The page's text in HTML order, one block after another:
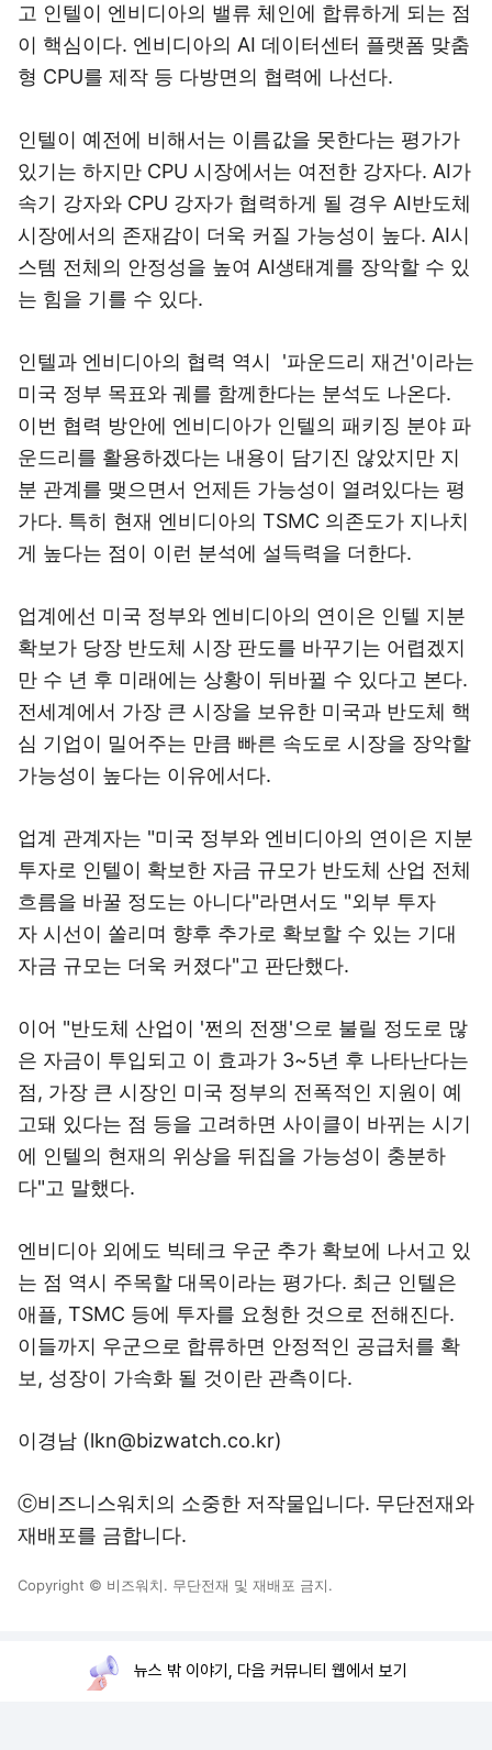
고 인텔이 엔비디아의 밸류 체인에 합류하게 되는 점
이 핵심이다. 엔비디아의 AI 데이터센터 플랫폼 맞춤
형 CPU를 제작 등 다방면의 협력에 나선다.
인텔이 예전에 비해서는 이름값을 못한다는 평가가
있기는 하지만 CPU 시장에서는 여전한 강자다. AI가
속기 강자와 CPU 강자가 협력하게 될 경우 AI반도체
시장에서의 존재감이 더욱 커질 가능성이 높다. AI시
스템 전체의 안정성을 높여 AI생태계를 장악할 수 있
는 힘을 기를 수 있다.
인텔과 엔비디아의 협력 역시 '파운드리 재건'이라는
미국 정부 목표와 궤를 함께한다는 분석도 나온다.
이번 협력 방안에 엔비디아가 인텔의 패키징 분야 파
운드리를 활용하겠다는 내용이 담기진 않았지만 지
분 관계를 맺으면서 언제든 가능성이 열려있다는 평
가다. 특히 현재 엔비디아의 TSMC 의존도가 지나치
게 높다는 점이 이런 분석에 설득력을 더한다.
업계에선 미국 정부와 엔비디아의 연이은 인텔 지분
확보가 당장 반도체 시장 판도를 바꾸기는 어렵겠지
만 수 년 후 미래에는 상황이 뒤바뀔 수 있다고 본다.
전세계에서 가장 큰 시장을 보유한 미국과 반도체 핵
심 기업이 밀어주는 만큼 빠른 속도로 시장을 장악할
가능성이 높다는 이유에서다.
업계 관계자는 "미국 정부와 엔비디아의 연이은 지분
투자로 인텔이 확보한 자금 규모가 반도체 산업 전체
흐름을 바꿀 정도는 아니다"라면서도 "외부 투자
자 시선이 쏠리며 향후 추가로 확보할 수 있는 기대
자금 규모는 더욱 커졌다"고 판단했다.
이어 "반도체 산업이 '쩐의 전쟁'으로 불릴 정도로 많
은 자금이 투입되고 이 효과가 3~5년 후 나타난다는
점, 가장 큰 시장인 미국 정부의 전폭적인 지원이 예
고돼 있다는 점 등을 고려하면 사이클이 바뀌는 시기
에 인텔의 현재의 위상을 뒤집을 가능성이 충분하
다"고 말했다.
엔비디아 외에도 빅테크 우군 추가 확보에 나서고 있
는 점 역시 주목할 대목이라는 평가다. 최근 인텔은
애플, TSMC 등에 투자를 요청한 것으로 전해진다.
이들까지 우군으로 합류하면 안정적인 공급처를 확
보, 성장이 가속화 될 것이란 관측이다.
이경남 (lkn@bizwatch.co.kr)
ⓒ비즈니스워치의 소중한 저작물입니다. 무단전재와
재배포를 금합니다.
Copyright © 비즈워치. 무단전재 및 재배포 금지.
뉴스 밖 이야기, 다음 커뮤니티 웹에서 보기